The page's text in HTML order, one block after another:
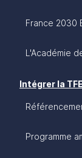
France 2030
L'Académie
Intégrer la
Programme